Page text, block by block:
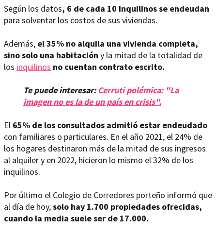
Según los datos, 6 de cada 10 inquilinos se endeudan
para solventar los costos de sus viviendas.
Además, el 35% no alquila una vivienda completa,
sino solo una habitación y la mitad de la totalidad de
los inquilinos no cuentan contrato escrito.
Te puede interesar:Cerruti polémica: "La
imagen no es la de un país en crisis".
El 65% de los consultados admitió estar endeudado
con familiares o particulares. En el año 2021, el 24% de
los hogares destinaron más de la mitad de sus ingresos
al alquiler y en 2022, hicieron lo mismo el 32% de los
inquilinos.
Por último el Colegio de Corredores porteño informó que
al día de hoy,solo hay 1.700 propiedades ofrecidas,
cuando la media suele ser de 17.000.